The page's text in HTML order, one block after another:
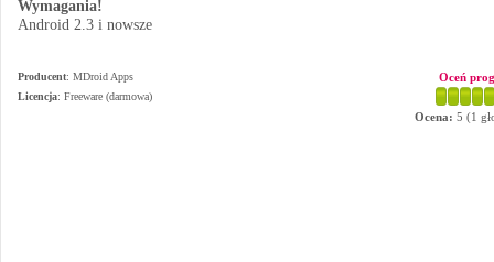
Wymagania!
Android 2.3 i nowsze
Producent: MDroid Apps
Licencja: Freeware (darmowa)
Oceń
Ocena: 5 (1